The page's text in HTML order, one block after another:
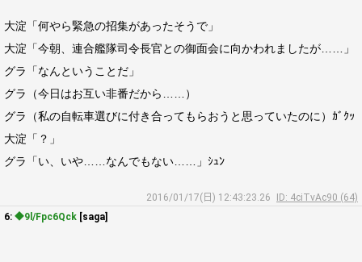
大淀「何やら緊急の招集があったそうで」
大淀「今朝、連合艦隊司令長官との御面会に向かわれましたが……」
グラ「なんということだ」
グラ（今日はお互い非番だから……）
グラ（私の自転車選びに付き合ってもらおうと思っていたのに）ｶﾞｸｯ
大淀「？」
グラ「い、いや……なんでもない……」ｼｭﾝ
2016/01/17(日) 12:43:23.26
ID: 4ciTvAc90 (64)
6: ◆9l/Fpc6Qck [saga]